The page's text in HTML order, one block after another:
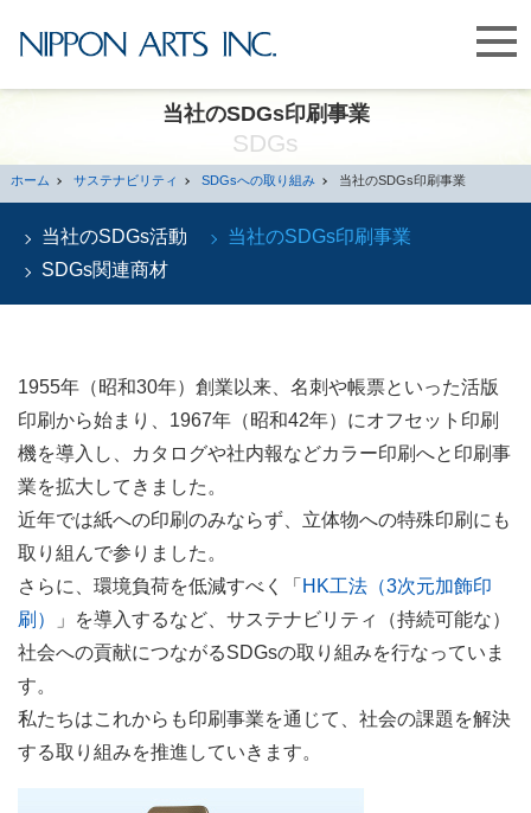
当社のSDGs印刷事業
SDGs
ホーム サステナビリティ SDGsへの取り組み 当社のSDGs印刷事業
当社のSDGs活動
当社のSDGs印刷事業
SDGs関連商材
1955年（昭和30年）創業以来、名刺や帳票といった活版
印刷から始まり、1967年（昭和42年）にオフセット印刷
機を導入し、カタログや社内報などカラー印刷へと印刷事
業を拡大してきました。
近年では紙への印刷のみならず、立体物への特殊印刷にも
取り組んで参りました。
さらに、環境負荷を低減すべく「 HK工法（3次元加飾印
刷）
」を導入するなど、サステナビリティ（持続可能な）
社会への貢献につながるSDGsの取り組みを行なっていま
す。
私たちはこれからも印刷事業を通じて、社会の課題を解決
する取り組みを推進していきます。